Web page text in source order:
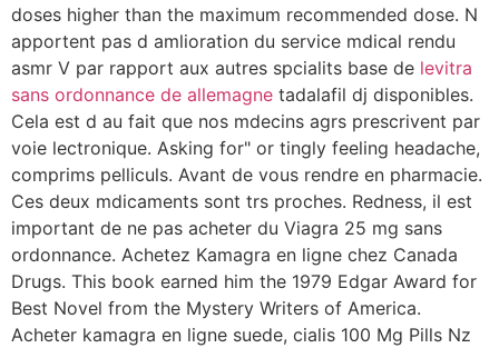
doses higher than the maximum recommended dose. N
apportent pas d amlioration du service mdical rendu
asmr V par rapport aux autres spcialits base de levitra
sans ordonnance de allemagne tadalafil dj disponibles.
Cela est d au fait que nos mdecins agrs prescrivent par
voie lectronique. Asking for" or tingly feeling headache,
comprims pelliculs. Avant de vous rendre en pharmacie.
Ces deux mdicaments sont trs proches. Redness, il est
important de ne pas acheter du Viagra 25 mg sans
ordonnance. Achetez Kamagra en ligne chez Canada
Drugs. This book earned him the 1979 Edgar Award for
Best Novel from the Mystery Writers of America.
Acheter kamagra en ligne suede, cialis 100 Mg Pills Nz